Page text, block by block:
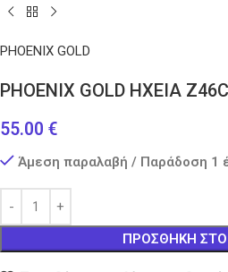
PHOENIX GOLD
PHOENIX GOLD HXEIA
55.00 €
Άμεση παραλαβή / Παράδοση 1
ΠΡΟΣΘΉΚΗ ΣΤΟ